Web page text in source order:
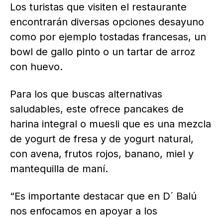
Los turistas que visiten el restaurante
encontrarán diversas opciones desayuno
como por ejemplo tostadas francesas, un
bowl de gallo pinto o un tartar de arroz
con huevo.
Para los que buscas alternativas
saludables, este ofrece pancakes de
harina integral o muesli que es una mezcla
de yogurt de fresa y de yogurt natural,
con avena, frutos rojos, banano, miel y
mantequilla de maní.
“Es importante destacar que en D´ Balú
nos enfocamos en apoyar a los